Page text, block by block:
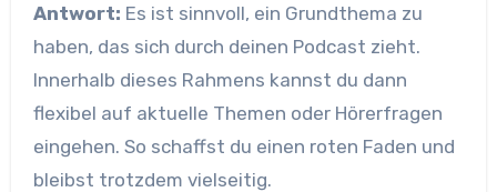
Antwort: Es ist sinnvoll, ein Grundthema zu
haben, das sich durch deinen Podcast zieht.
Innerhalb dieses Rahmens kannst du dann
flexibel auf aktuelle Themen oder Hörerfragen
eingehen. So schaffst du einen roten Faden und
bleibst trotzdem vielseitig.